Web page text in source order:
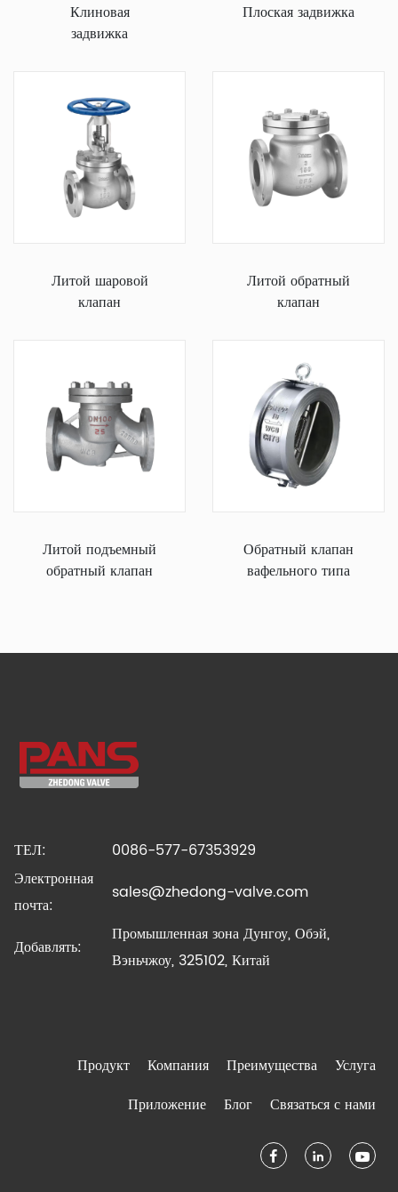
Клиновая
задвижка
Плоская задвижка
Литой шаровой
клапан
Литой обратный
клапан
Литой подъемный
обратный клапан
Обратный клапан
вафельного типа
ТЕЛ:
0086-577-67353929
Электронная
почта:
sales@zhedong-valve.com
Добавлять:
Промышленная зона Дунгоу, Обэй,
Вэньчжоу, 325102, Китай
Продукт Компания Преимущества
Услуга
Приложение
Блог Связаться с нами